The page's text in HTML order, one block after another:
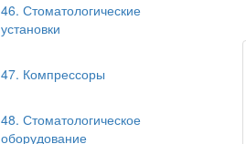
46. Стоматологические
установки
47. Компрессоры
48. Стоматологическое
оборудование